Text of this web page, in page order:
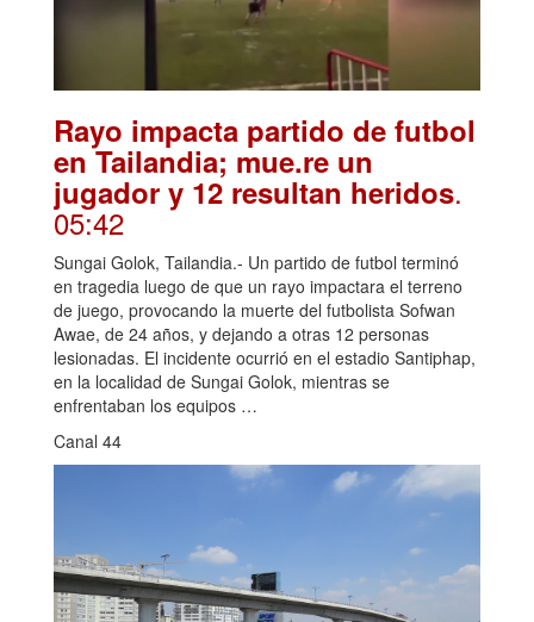
Rayo impacta partido de futbol
en Tailandia; mue.re un
jugador y 12 resultan heridos.
05:42
Sungai Golok, Tailandia.- Un partido de futbol terminó
en tragedia luego de que un rayo impactara el terreno
de juego, provocando la muerte del futbolista Sofwan
Awae, de 24 años, y dejando a otras 12 personas
lesionadas. El incidente ocurrió en el estadio Santiphap,
en la localidad de Sungai Golok, mientras se
enfrentaban los equipos …
Canal 44